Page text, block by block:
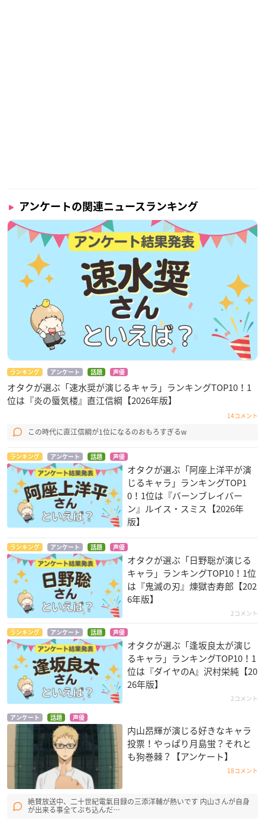
アンケートの関連ニュースランキング
ランキング アンケート 話題 声優
オタクが選ぶ「速水奨が演じるキャラ」ランキングTOP10！1
位は『炎の蜃気楼』直江信綱【2026年版】
14コメント
この時代に直江信綱が1位になるのおもろすぎるw
ランキング アンケート 話題 声優
オタクが選ぶ「阿座上洋平が演
じるキャラ」ランキングTOP1
0！1位は『バーンブレイバー
ン』ルイス・スミス【2026年
版】
ランキング アンケート 話題 声優
オタクが選ぶ「日野聡が演じる
キャラ」ランキングTOP10！1位
は『鬼滅の刃』煉󠄁獄杏寿郎【202
6年版】
2コメント
ランキング アンケート 話題 声優
オタクが選ぶ「逢坂良太が演じ
るキャラ」ランキングTOP10！1
位は『ダイヤのA』沢村栄純【20
26年版】
2コメント
アンケート 話題 声優
内山昂輝が演じる好きなキャラ
投票！やっぱり月島蛍？それと
も狗巻棘？【アンケート】
18コメント
絶賛放送中、二十世紀電氣目録の三添洋輔が熱いです 内山さんが自身
が出来る事全てぶち込んだ…